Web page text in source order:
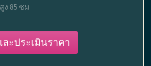
85 ซม
ะประเมินราคา